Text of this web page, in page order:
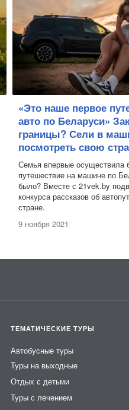
«Это наше первое
авто по Беларуси»
границы? Сели в
посмотреть свою
Семья впервые осуществила
путешествие на машине по
было? Вместе с 21vek.by
конкурса рассказов об
стране.
9 ноября 2021
ТЕМАТИЧЕСКИЕ ТУРЫ
Автобусные туры
Туры на выходные
Отдых с детьми
Туры с лечением